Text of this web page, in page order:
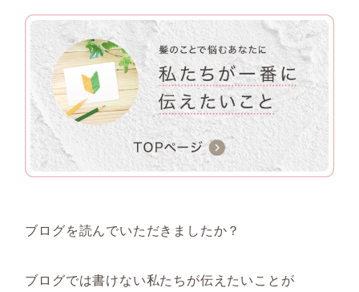
ブログを読んでいただきましたか？
ブログでは書けない私たちが伝えたいことが